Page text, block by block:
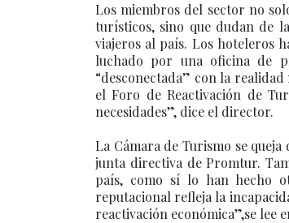
Los miembros del sector no
turísticos, sino que dudan de
viajeros al país. Los hoteleros
luchado por una oficina de
“desconectada” con la
el Foro de Reactivación de
necesidades”, dice el director.
La Cámara de Turismo se
junta directiva de Promtur.
país, como sí lo han hecho
reputacional refleja la
reactivación económica”,se lee